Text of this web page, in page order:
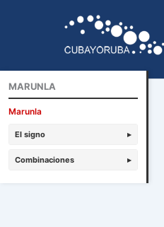
MARUNLA
Marunla
El signo ▸
Combinaciones ▸